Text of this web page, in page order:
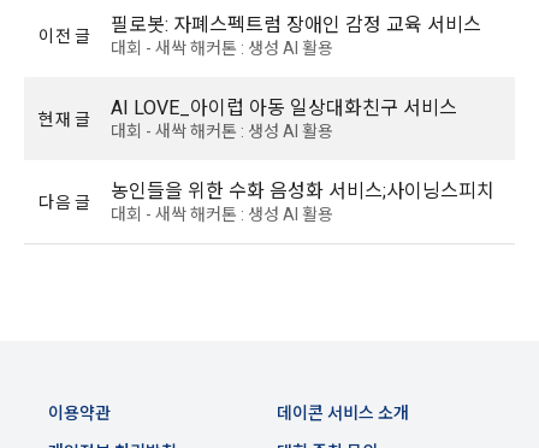
6. 약관 및 실정법 위반 시 “회원”의 서비스 이용 제약이 생길 수
있다.
제 6 조 (개인정보)
령 및 본 약관에서 정한 바에 의한다.
2. “회사”는 이용계약과 서비스의 원활한 이행을 위하여 “개인회
원” 및 “인재회원”이 “서비스”를 이용하며 제공·생산한 정보를
2) 데이콘 인재풀 등록, 기업 요금 정산, 이벤트 응모, 고객센터
문의 등의 방법으로 수집
3) 운영자를 통한 문의 과정에서 웹페이지, 메일, 팩스, 전화 등
4) 오프라인에서 진행되는 이벤트, 세미나, 시상식 등에서 서면
제공합니다.
이전 글 필로봇: 자폐스펙트럼 장애인 감정 교육 서비스
대회 - 새싹 해커톤 : 생성 AI 활용
현재 글 AI LOVE_아이럽 아동 일상대화친구 서비스
대회 - 새싹 해커톤 : 생성 AI 활용
다음 글 농인들을 위한 수화 음성화 서비스;사이닝스피치
대회 - 새싹 해커톤 : 생성 AI 활용
이용약관
데이콘 서비스 소개